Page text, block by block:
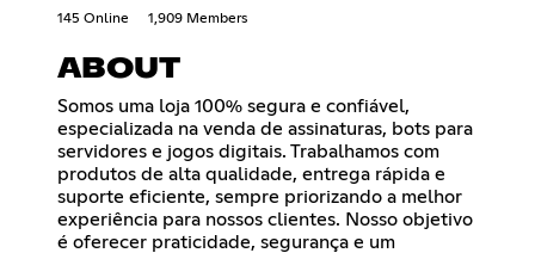
145 Online 1,909 Members
ABOUT
Somos uma loja 100% segura e confiável,
especializada na venda de assinaturas, bots para
servidores e jogos digitais. Trabalhamos com
produtos de alta qualidade, entrega rápida e
suporte eficiente, sempre priorizando a melhor
experiência para nossos clientes. Nosso objetivo
é oferecer praticidade, segurança e um